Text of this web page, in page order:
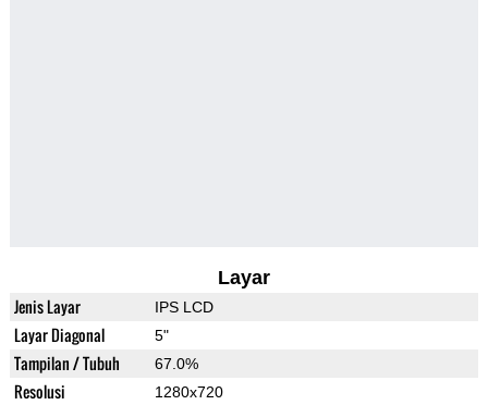
Layar
Jenis Layar IPS LCD
Layar Diagonal 5"
Tampilan / Tubuh 67.0%
Resolusi 1280x720